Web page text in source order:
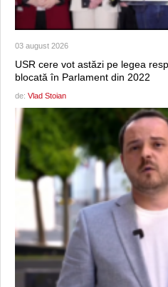
03 august 2026
USR cere vot astăzi pe legea
blocată în Parlament din 2022
de: Vlad Stoian